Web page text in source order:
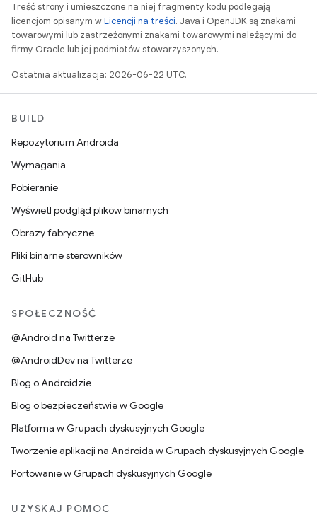
Treść strony i umieszczone na niej fragmenty kodu podlegają
licencjom opisanym wLicencji na treści. Java i OpenJDK są znakami
towarowymi lub zastrzeżonymi znakami towarowymi należącymi do
firmy Oracle lub jej podmiotów stowarzyszonych.
Ostatnia aktualizacja: 2026-06-22 UTC.
BUILD
Repozytorium Androida
Wymagania
Pobieranie
Wyświetl podgląd plików binarnych
Obrazy fabryczne
Pliki binarne sterowników
GitHub
SPOŁECZNOŚĆ
@Android na Twitterze
@AndroidDev na Twitterze
Blog o Androidzie
Blog o bezpieczeństwie w Google
Platforma w Grupach dyskusyjnych Google
Tworzenie aplikacji na Androida w Grupach dyskusyjnych Google
Portowanie w Grupach dyskusyjnych Google
UZYSKAJ POMOC